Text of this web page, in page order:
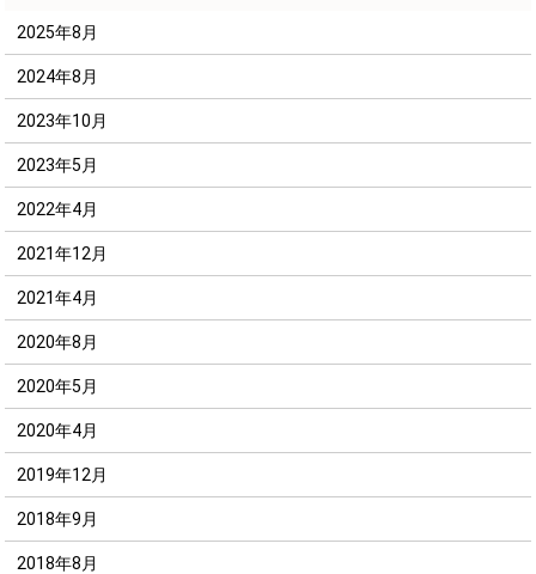
2025年8月
2024年8月
2023年10月
2023年5月
2022年4月
2021年12月
2021年4月
2020年8月
2020年5月
2020年4月
2019年12月
2018年9月
2018年8月